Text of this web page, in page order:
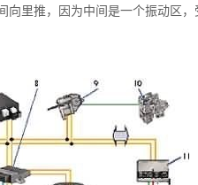
向里推，因为中间是一个振动区